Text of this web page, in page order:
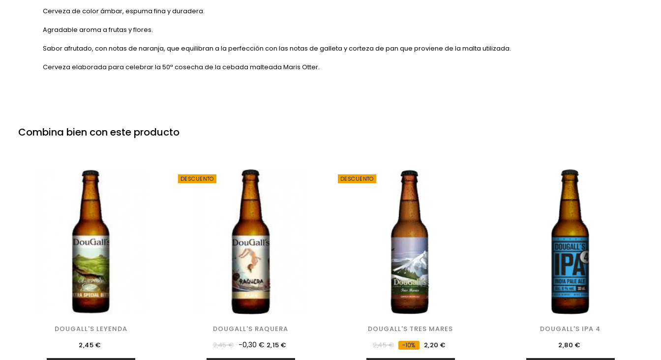
Cerveza de color ámbar, espuma fina y duradera.
Agradable aroma a frutas y flores.
Sabor afrutado, con notas de naranja, que equilibran a la perfección con las notas de galleta y corteza de pan que proviene de la malta utilizada.
Cerveza elaborada para celebrar la 50ª cosecha de la cebada malteada Maris Otter.
Combina bien con este producto
DOUGALL'S LEYENDA
Precio
2,45 €
DESCUENTO
DOUGALL'S RAQUERA
Precio
regular
2,45 € -0,30 € Precio
2,15 €
DESCUENTO
DOUGALL'S TRES MARES
Precio
regular
2,45 € -10% Precio
2,20 €
DOUGALL'S IPA 4
Precio
2,80 €